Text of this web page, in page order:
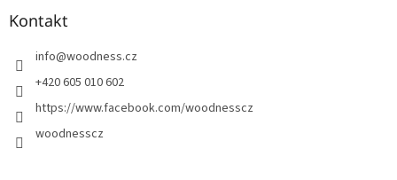
Kontakt
info@woodness.cz
+420 605 010 602
https://www.facebook.com/woodnesscz
woodnesscz